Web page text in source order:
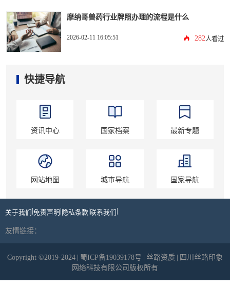
摩纳哥兽药行业牌照办理的流程是什么
2026-02-11 16:05:51 282 人看过
快捷导航
资讯中心 国家档案 最新专题
网站地图 城市导航 国家导航
关于我们 |免责声明 | 隐私条款|联系我们 |
友情链接：
Copyright ©2019-2024 | 蜀ICP备19039178号 | 丝路资质 | 四川丝路印象
网络科技有限公司版权所有